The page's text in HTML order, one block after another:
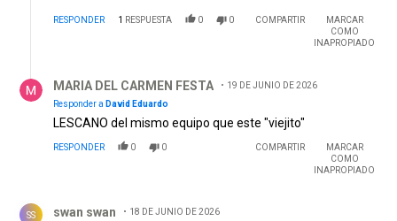
por los Euros.
RESPONDER 1 RESPUESTA 0 0 COMPARTIR
MARCAR
COMO
INAPROPIADO
MARIA DEL CARMEN FESTA
19 DE JUNIO DE 2026
Responder a David Eduardo
LESCANO del mismo equipo que este "viejito"
RESPONDER 0 0 COMPARTIR
MARCAR
COMO
INAPROPIADO
SS swan swan 18 DE JUNIO DE 2026